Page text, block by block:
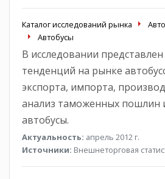
Каталог исследований рынка
Автобусы
В исследовании
тенденций на рынке
экспорта, импорта,
анализ таможенных пошлин
автобусы.
Актуальность: апрель 2012 г.
Источники: Внешнеторговая